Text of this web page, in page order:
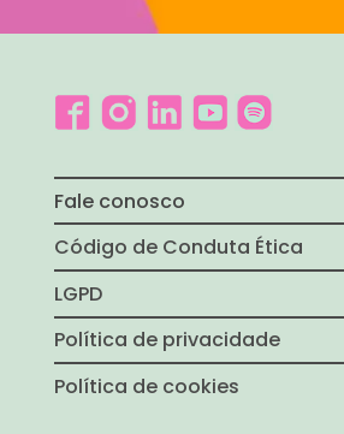
Fale conosco
Código de Conduta Ética
LGPD
Política de privacidade
Política de cookies